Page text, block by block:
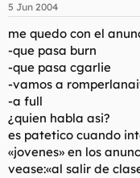
5 Jun 2004
me quedo con el
-que pasa burn
-que pasa cgarlie
-vamos a
-a full
¿quien habla asi?
es patetico cuando
«jovenes» en los
vease:«al salir de